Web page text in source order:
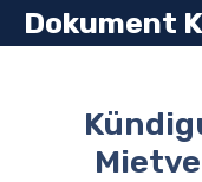
Zum
InhaltDokument